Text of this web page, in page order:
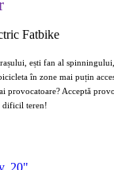
Fatbike
ești fan al
în zone mai puțin
provocatoare? Acceptă
dificil teren!